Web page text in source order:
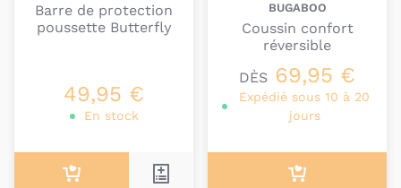
Barre de protection
poussette Butterfly
49,95 €
En stock
BUGABOO
Coussin confort
réversible
DÈS 69,95 €
Expédié sous 10 à 20
jours